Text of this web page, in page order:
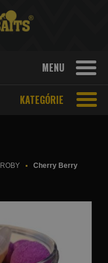
MENU
KATEGÓRIE
Cherry Berry